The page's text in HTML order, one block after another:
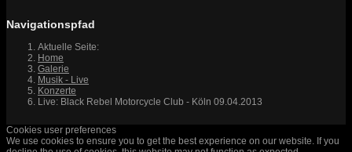
Navigationspfad
Aktuelle Seite:
Home
Galerie
Musik - Live
Konzerte
Live: Black Rebel Motorcycle Club - Köln 09.04.2013
Cookies user preferences
We use cookies to ensure you to get the best experience on our website. If you